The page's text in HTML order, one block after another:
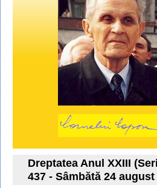
Dreptatea Anul XXIII
437 - Sâmbătă 24 august